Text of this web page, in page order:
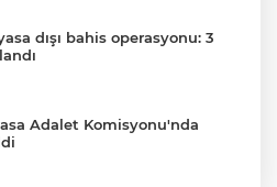
dışı bahis operasyonu: 3
Adalet Komisyonu'nda